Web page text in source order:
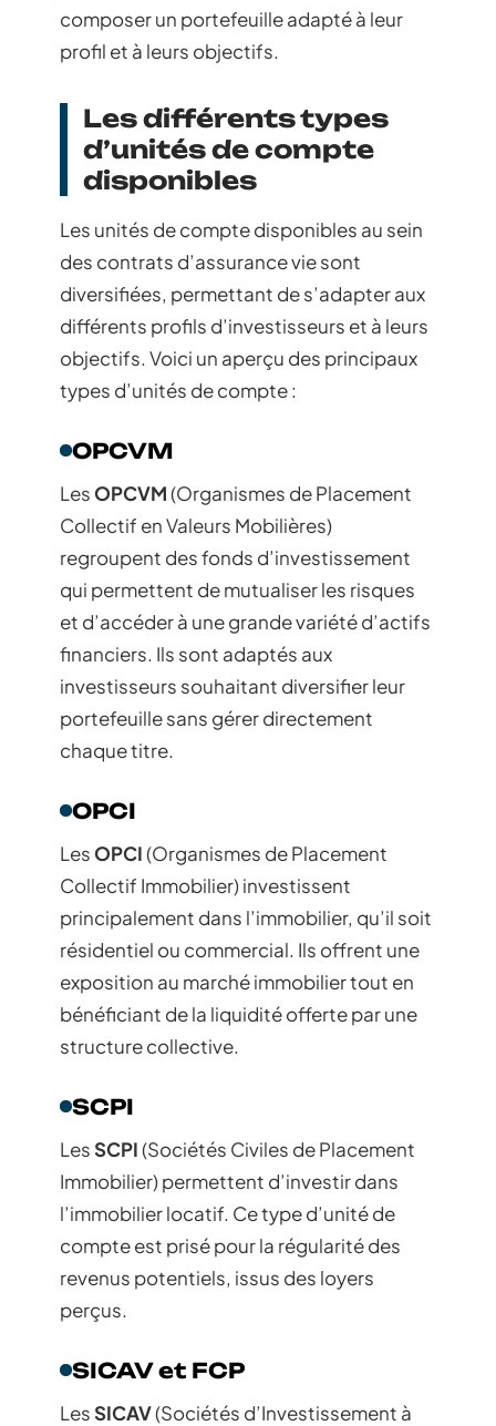
composer un portefeuille adapté à leur
profil et à leurs objectifs.
Les différents types
d’unités de compte
disponibles
Les unités de compte disponibles au sein
des contrats d’assurance vie sont
diversifiées, permettant de s’adapter aux
différents profils d’investisseurs et à leurs
objectifs. Voici un aperçu des principaux
types d’unités de compte :
OPCVM
LesOPCVM(Organismes de Placement
Collectif en Valeurs Mobilières)
regroupent des fonds d’investissement
qui permettent de mutualiser les risques
et d’accéder à une grande variété d’actifs
financiers. Ils sont adaptés aux
investisseurs souhaitant diversifier leur
portefeuille sans gérer directement
chaque titre.
OPCI
LesOPCI(Organismes de Placement
Collectif Immobilier) investissent
principalement dans l’immobilier, qu’il soit
résidentiel ou commercial. Ils offrent une
exposition au marché immobilier tout en
bénéficiant de la liquidité offerte par une
structure collective.
SCPI
Les SCPI(Sociétés Civiles de Placement
Immobilier) permettent d’investir dans
l’immobilier locatif. Ce type d’unité de
compte est prisé pour la régularité des
revenus potentiels, issus des loyers
perçus.
SICAV et FCP
Les SICAV(Sociétés d’Investissement à